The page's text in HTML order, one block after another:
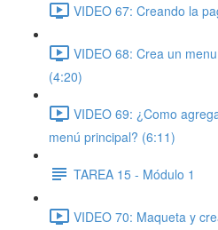
VIDEO 67: Creando la
VIDEO 68: Crea un
(4:20)
VIDEO 69: ¿Como
menú principal? (6:11)
TAREA 15 - Módulo 1
VIDEO 70: Maqueta y